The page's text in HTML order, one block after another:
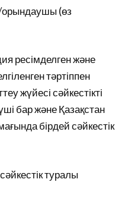
(өз
ресімделген және
тәртіппен
жүйесі сәйкестікті
бар және Қазақстан
бірдей сәйкестік
туралы